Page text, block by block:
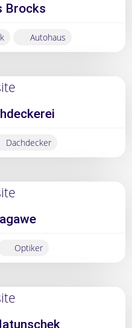
Brocks
Autohaus
Dachdecker
Optiker